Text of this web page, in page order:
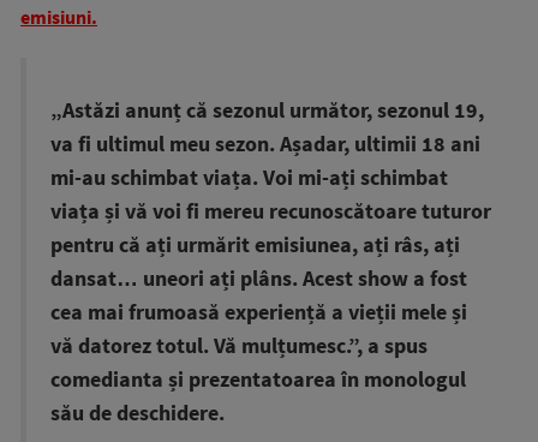
emisiuni.
„Astăzi anunț că sezonul următor, sezonul 19,
va fi ultimul meu sezon. Așadar, ultimii 18 ani
mi-au schimbat viața. Voi mi-ați schimbat
viața și vă voi fi mereu recunoscătoare tuturor
pentru că ați urmărit emisiunea, ați râs, ați
dansat… uneori ați plâns. Acest show a fost
cea mai frumoasă experiență a vieții mele și
vă datorez totul. Vă mulțumesc.”, a spus
comedianta și prezentatoarea în monologul
său de deschidere.